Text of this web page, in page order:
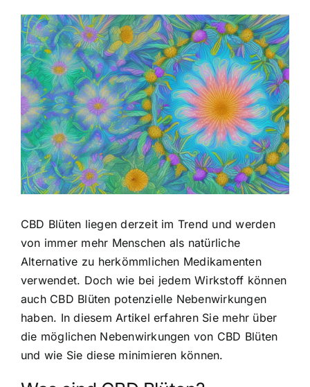
Zeige
grösseres
Bild
CBD Blüten liegen derzeit im Trend und werden
von immer mehr Menschen als natürliche
Alternative zu herkömmlichen Medikamenten
verwendet. Doch wie bei jedem Wirkstoff können
auch CBD Blüten potenzielle Nebenwirkungen
haben. In diesem Artikel erfahren Sie mehr über
die möglichen Nebenwirkungen von CBD Blüten
und wie Sie diese minimieren können.